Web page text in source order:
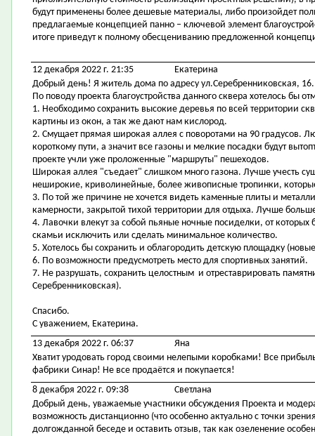
будут применены более дешевые материалы, либо произойдет
предлагаемые концепцией панно – ключевой элемент
итоге приведут к полному обесцениванию предложенной
12 декабря 2022 г. 21:35
Екатерина
Добрый день! Я житель дома по адресу ул.Серебренниковская, 16.
По поводу проекта благоустройства данного сквера хотелось бы
1. Необходимо сохранить высокие деревья по всей территории
картины из окон, а так же дают нам кислород.
2. Смущает прямая широкая аллея с поворотами на 90 градусов.
короткому пути, а значит все газоны и мелкие посадки будут
проекте учли уже проложенные "маршруты" пешеходов.
Широкая аллея "съедает" слишком много газона. Лучше учесть
неширокие, криволинейные, более живописные тропинки,
3. По той же причине не хочется видеть каменные плиты и
камерности, закрытой тихой территории для отдыха. Лучше
4. Лавочки влекут за собой пьяные ночные посиделки, от которых
скамьи исключить или сделать минимальное количество.
5. Хотелось бы сохранить и облагородить детскую площадку
6. По возможности предусмотреть место для спортивных занятий.
7. Не разрушать, сохранить целостным и отреставрировать
Серебренниковская).
Спасибо.
С уважением, Екатерина.
13 декабря 2022 г. 06:37
Яна
Хватит уродовать город своими нелепыми коробками! Все
фабрики Синар! Не все продаётся и покупается!
8 декабря 2022 г. 09:38
Светлана
Добрый день, уважаемые участники обсуждения Проекта и
возможность дистанционно (что особенно актуально с точки
долгожданной беседе и оставить отзыв, так как озеленение